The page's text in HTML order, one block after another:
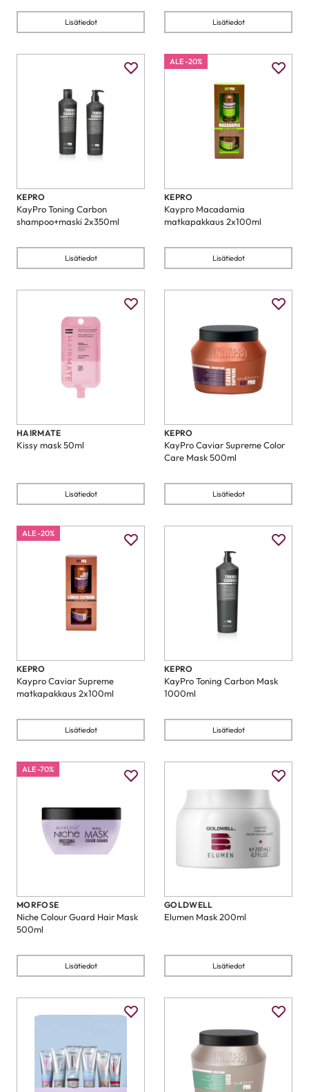
Lisätiedot Lisätiedot
KEPRO
KayPro Toning Carbon
shampoo+maski 2x350ml
Lisätiedot
KEPRO
Kaypro Macadamia
matkapakkaus 2x100ml
ALE -20%
Lisätiedot
HAIRMATE
Kissy mask 50ml
Lisätiedot
KEPRO
KayPro Caviar Supreme Color
Care Mask 500ml
Lisätiedot
KEPRO
Kaypro Caviar Supreme
matkapakkaus 2x100ml
ALE -20%
Lisätiedot
KEPRO
KayPro Toning Carbon Mask
1000ml
Lisätiedot
MORFOSE
Niche Colour Guard Hair Mask
500ml
ALE -70%
Lisätiedot
GOLDWELL
Elumen Mask 200ml
Lisätiedot